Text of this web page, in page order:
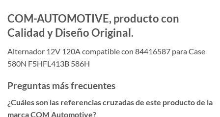
COM-AUTOMOTIVE, producto con
Calidad y Diseño Original.
Alternador 12V 120A compatible con 84416587 para Case
580N F5HFL413B 586H
Preguntas más frecuentes
¿Cuáles son las referencias cruzadas de este producto de la
marca COM Automotive?